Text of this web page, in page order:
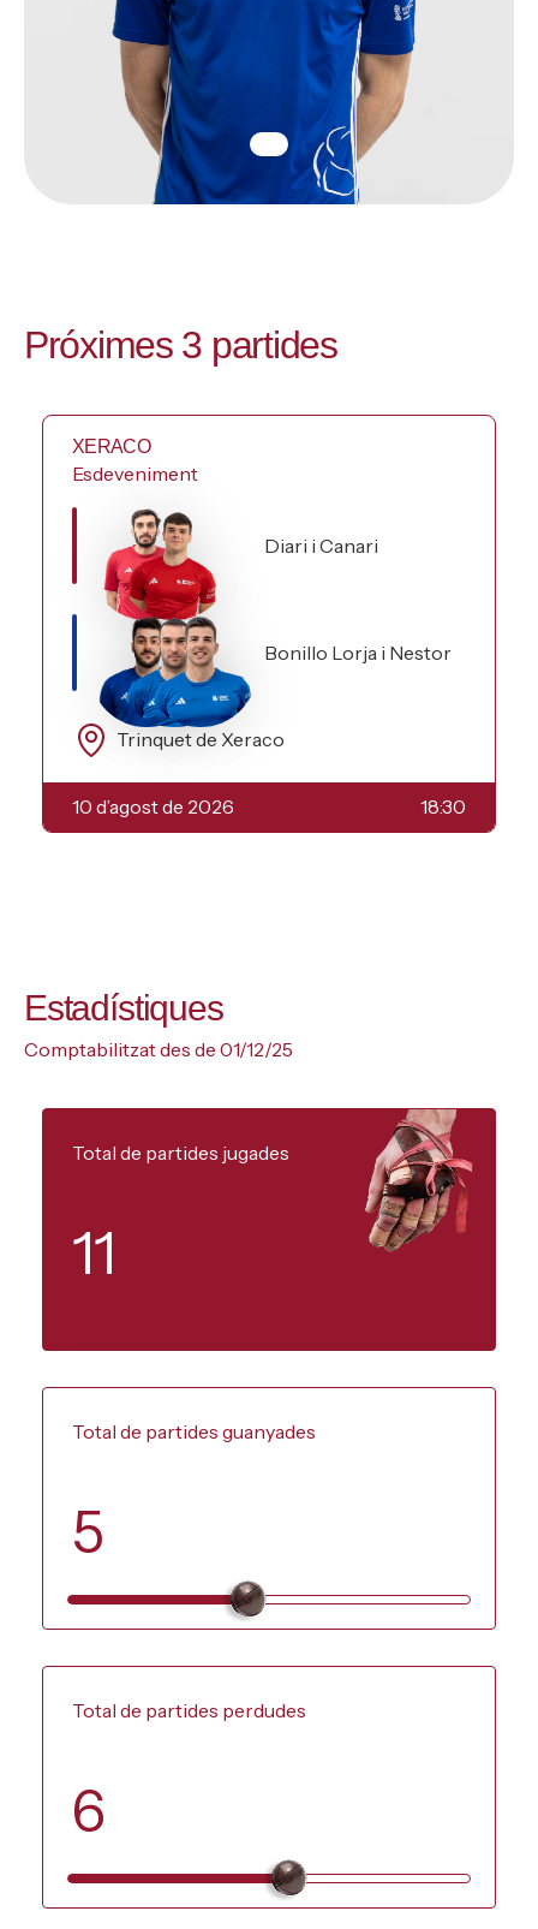
Próximes 3 partides
XERACO
Esdeveniment
Diari i Canari
Bonillo Lorja i Nestor
Trinquet de Xeraco
10 d’agost de 2026 18:30
Estadístiques
Comptabilitzat des de 01/12/25
Total de partides jugades
11
Total de partides guanyades
5
Total de partides perdudes
6